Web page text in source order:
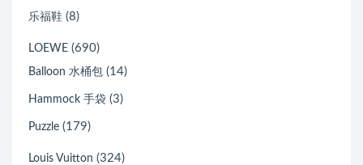
乐福鞋 (8)
LOEWE (690)
Balloon 水桶包 (14)
Hammock 手袋 (3)
Puzzle (179)
Louis Vuitton (324)